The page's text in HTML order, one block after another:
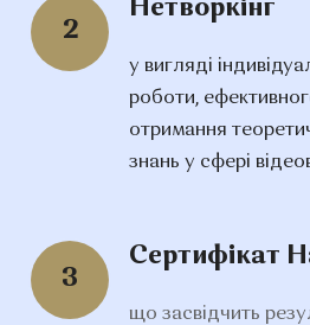
2
Нетворкінг
у вигляді
роботи,
отримання
знань у сфері
3
Сертифікат
що засвідчить